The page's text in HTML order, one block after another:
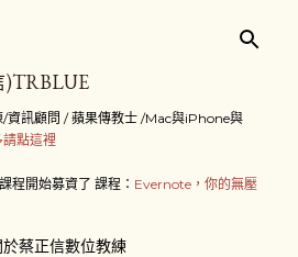
資訊顧問 / 蘋果傳教士 /Mac與iPhone與
請點這裡
程開始募資了 課程： Evernote，你的無壓
於蔡正信數位教練